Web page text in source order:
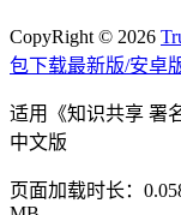
CopyRight © 2026
包下载最新版/安卓
适用《知识共享 署
中文版
页面加载时长：